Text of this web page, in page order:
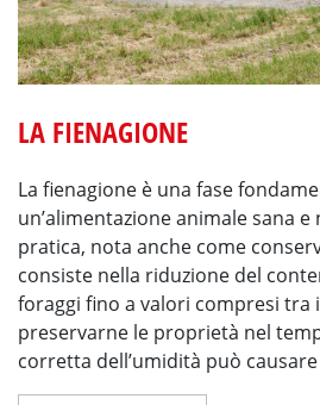
LA FIENAGIONE
La fienagione è una fase
un’alimentazione animale sana
pratica, nota anche come
consiste nella riduzione del
foraggi fino a valori compresi tra
preservarne le proprietà nel
corretta dell’umidità può